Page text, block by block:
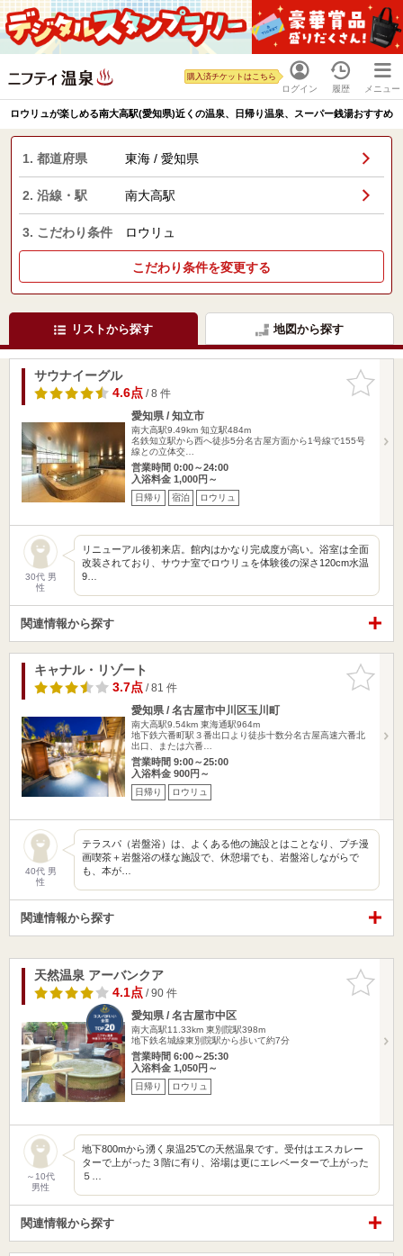
ログイン
購入済チケットはこちら
履歴 メニュー
ロウリュが楽しめる南大高駅(愛知県)近くの温泉、日帰り温泉、スーパー銭湯おすすめ
1. 都道府県 東海 / 愛知県
2. 沿線・駅 南大高駅
3. こだわり条件 ロウリュ
こだわり条件を変更する
リストから探す 地図から探す
お気に入
りに追加
サウナイーグル
4.6点/ 8 件
愛知県 / 知立市
南大高駅9.49km 知立駅484m
名鉄知立駅から西へ徒歩5分名古屋方面から1号線で155号
線との立体交…
営業時間 0:00～24:00
入浴料金 1,000円～
日帰り 宿泊 ロウリュ
30代 男
性
リニューアル後初来店。館内はかなり完成度が高い。浴室は全面
改装されており、サウナ室でロウリュを体験後の深さ120cm水温
9…
関連情報から探す
お気に入
りに追加
キャナル・リゾート
3.7点/ 81 件
愛知県 / 名古屋市中川区玉川町
南大高駅9.54km 東海通駅964m
地下鉄六番町駅３番出口より徒歩十数分名古屋高速六番北
出口、または六番…
営業時間 9:00～25:00
入浴料金 900円～
日帰り ロウリュ
40代 男
性
テラスパ（岩盤浴）は、よくある他の施設とはことなり、プチ漫
画喫茶＋岩盤浴の様な施設で、休憩場でも、岩盤浴しながらで
も、本が…
関連情報から探す
お気に入
りに追加
天然温泉 アーバンクア
4.1点/ 90 件
愛知県 / 名古屋市中区
南大高駅11.33km 東別院駅398m
地下鉄名城線東別院駅から歩いて約7分
営業時間 6:00～25:30
入浴料金 1,050円～
日帰り ロウリュ
～10代
男性
地下800mから湧く泉温25℃の天然温泉です。受付はエスカレー
ターで上がった３階に有り、浴場は更にエレベーターで上がった
５…
関連情報から探す